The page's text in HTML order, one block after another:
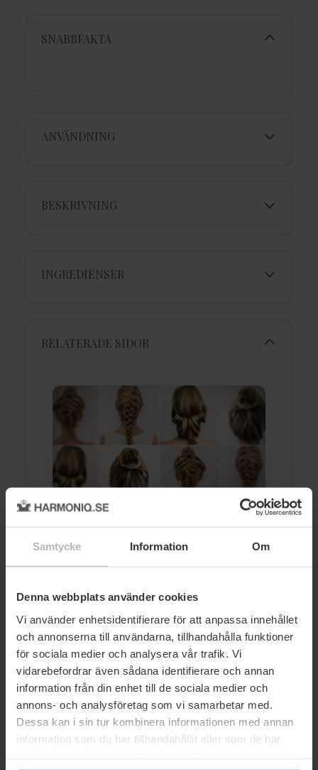
Samtycke Information Om
Denna webbplats använder cookies
Vi använder enhetsidentifierare för att anpassa innehållet
och annonserna till användarna, tillhandahålla funktioner
för sociala medier och analysera vår trafik. Vi
vidarebefordrar även sådana identifierare och annan
information från din enhet till de sociala medier och
annons- och analysföretag som vi samarbetar med.
Dessa kan i sin tur kombinera informationen med annan
information som du har tillhandahållit eller som de har
SNABBFAKTA
ANVÄNDNING
BESKRIVNING
INGREDIENSER
RELATERADE SIDOR
5 uppsättningar på Fem
Minuter
AUKTORISERAD ÅTERFÖRSÄLJARE